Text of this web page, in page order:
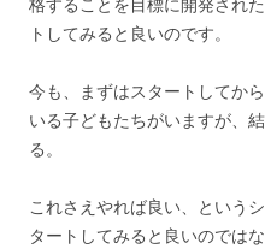
格することを目標に開発され
トしてみると良いのです。
今も、まずはスタートしてか
いる子どもたちがいますが、
る。
これさえやれば良い、という
タートしてみると良いのでは